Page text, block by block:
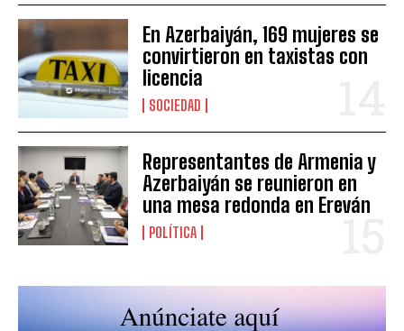
En Azerbaiyán, 169 mujeres se
convirtieron en taxistas con
licencia
SOCIEDAD
Representantes de Armenia y
Azerbaiyán se reunieron en
una mesa redonda en Ereván
POLÍTICA